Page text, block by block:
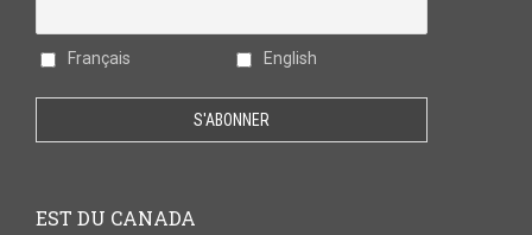
Français English
EST DU CANADA